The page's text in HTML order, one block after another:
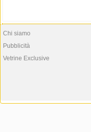
Chi siamo
Pubblicità
Vetrine Exclusive